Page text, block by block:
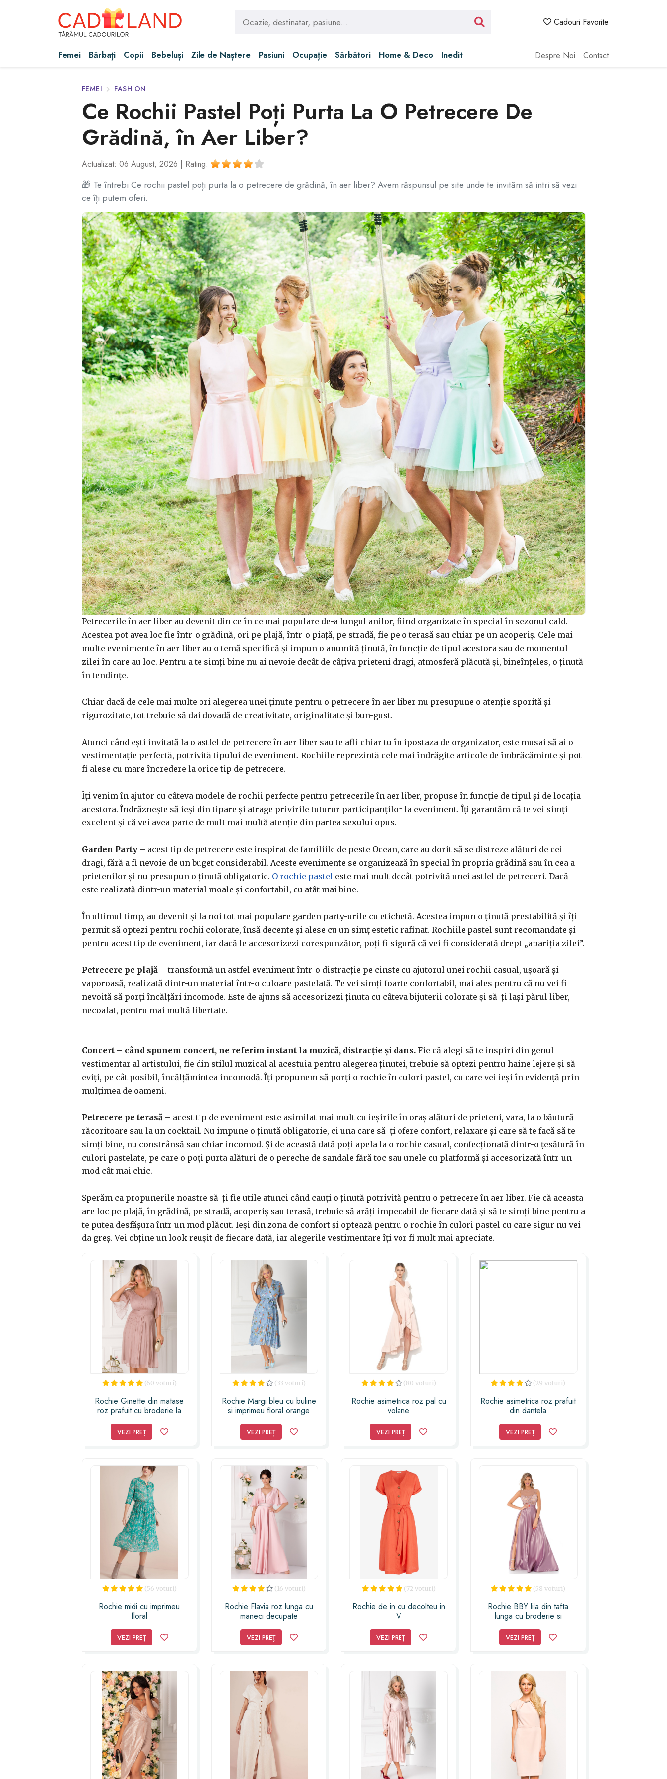
Cadouri Favorite
Femei Bărbați Copii Bebeluși Zile de Naștere Pasiuni Ocupație Sărbători Home & Deco Inedit Despre Noi Contact
FEMEI FASHION
Ce Rochii Pastel Poți Purta La O Petrecere De
Grădină, în Aer Liber?
Actualizat: 06 August, 2026 | Rating:
🎁 Te întrebi Ce rochii pastel poți purta la o petrecere de grădină, în aer liber? Avem răspunsul pe site unde te invităm să intri să vezi
ce îți putem oferi.
Petrecerile în aer liber au devenit din ce în ce mai populare de-a lungul anilor, fiind organizate în special în sezonul cald.
Acestea pot avea loc fie într-o grădină, ori pe plajă, într-o piață, pe stradă, fie pe o terasă sau chiar pe un acoperiș. Cele mai
multe evenimente în aer liber au o temă specifică și impun o anumită ținută, în funcție de tipul acestora sau de momentul
zilei în care au loc. Pentru a te simți bine nu ai nevoie decât de câțiva prieteni dragi, atmosferă plăcută și, bineînțeles, o ținută
în tendințe.
Chiar dacă de cele mai multe ori alegerea unei ținute pentru o petrecere în aer liber nu presupune o atenție sporită și
rigurozitate, tot trebuie să dai dovadă de creativitate, originalitate și bun-gust.
Atunci când ești invitată la o astfel de petrecere în aer liber sau te afli chiar tu în ipostaza de organizator, este musai să ai o
vestimentație perfectă, potrivită tipului de eveniment. Rochiile reprezintă cele mai îndrăgite articole de îmbrăcăminte și pot
fi alese cu mare încredere la orice tip de petrecere.
Îți venim în ajutor cu câteva modele de rochii perfecte pentru petrecerile în aer liber, propuse în funcție de tipul și de locația
acestora. Îndrăznește să ieși din tipare și atrage privirile tuturor participanților la eveniment. Îți garantăm că te vei simți
excelent și că vei avea parte de mult mai multă atenție din partea sexului opus.
Garden Party – acest tip de petrecere este inspirat de familiile de peste Ocean, care au dorit să se distreze alături de cei
dragi, fără a fi nevoie de un buget considerabil. Aceste evenimente se organizează în special în propria grădină sau în cea a
prietenilor și nu presupun o ținută obligatorie. O rochie pasteleste mai mult decât potrivită unei astfel de petreceri. Dacă
este realizată dintr-un material moale și confortabil, cu atât mai bine.
În ultimul timp, au devenit și la noi tot mai populare garden party-urile cu etichetă. Acestea impun o ținută prestabilită și îți
permit să optezi pentru rochii colorate, însă decente și alese cu un simț estetic rafinat. Rochiile pastel sunt recomandate și
pentru acest tip de eveniment, iar dacă le accesorizezi corespunzător, poți fi sigură că vei fi considerată drept „apariția zilei”.
Petrecere pe plajă – transformă un astfel eveniment într-o distracție pe cinste cu ajutorul unei rochii casual, ușoară și
vaporoasă, realizată dintr-un material într-o culoare pastelată. Te vei simți foarte confortabil, mai ales pentru că nu vei fi
nevoită să porți încălțări incomode. Este de ajuns să accesorizezi ținuta cu câteva bijuterii colorate și să-ți lași părul liber,
necoafat, pentru mai multă libertate.
Concert – când spunem concert, ne referim instant la muzică, distracție și dans. Fie că alegi să te inspiri din genul
vestimentar al artistului, fie din stilul muzical al acestuia pentru alegerea ținutei, trebuie să optezi pentru haine lejere și să
eviți, pe cât posibil, încălțămintea incomodă. Îți propunem să porți o rochie în culori pastel, cu care vei ieși în evidență prin
mulțimea de oameni.
Petrecere pe terasă – acest tip de eveniment este asimilat mai mult cu ieșirile în oraș alături de prieteni, vara, la o băutură
răcoritoare sau la un cocktail. Nu impune o ținută obligatorie, ci una care să-ți ofere confort, relaxare și care să te facă să te
simți bine, nu constrânsă sau chiar incomod. Și de această dată poți apela la o rochie casual, confecționată dintr-o țesătură în
culori pastelate, pe care o poți purta alături de o pereche de sandale fără toc sau unele cu platformă și accesorizată într-un
mod cât mai chic.
Sperăm ca propunerile noastre să-ți fie utile atunci când cauți o ținută potrivită pentru o petrecere în aer liber. Fie că aceasta
are loc pe plajă, în grădină, pe stradă, acoperiș sau terasă, trebuie să arăți impecabil de fiecare dată și să te simți bine pentru a
te putea desfășura într-un mod plăcut. Ieși din zona de confort și optează pentru o rochie în culori pastel cu care sigur nu vei
da greș. Vei obține un look reușit de fiecare dată, iar alegerile vestimentare îți vor fi mult mai apreciate.
(60 voturi)
Rochie Ginette din matase
roz prafuit cu broderie la
VEZI PREȚ
(33 voturi)
Rochie Margi bleu cu buline
si imprimeu floral orange
VEZI PREȚ
(80 voturi)
Rochie asimetrica roz pal cu
volane
VEZI PREȚ
(29 voturi)
Rochie asimetrica roz prafuit
din dantela
VEZI PREȚ
(56 voturi)
Rochie midi cu imprimeu
floral
VEZI PREȚ
(16 voturi)
Rochie Flavia roz lunga cu
maneci decupate
VEZI PREȚ
(72 voturi)
Rochie de in cu decolteu in
V
VEZI PREȚ
(58 voturi)
Rochie BBY lila din tafta
lunga cu broderie si
VEZI PREȚ